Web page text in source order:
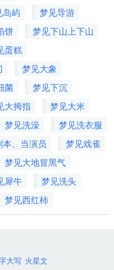
岛屿
梦见导游
饼
梦见下山上下山
蛋糕
梦见大象
菌
梦见下沉
大拇指
梦见大米
梦见洗澡
梦见洗衣服
、当演员
梦见戏雀
梦见大地冒黑气
犀牛
梦见洗头
梦见西红柿
大写 火星文